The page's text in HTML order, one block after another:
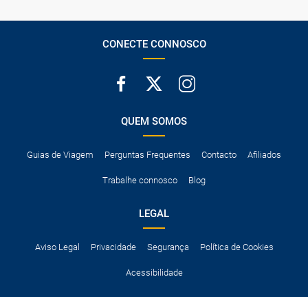
CONECTE CONNOSCO
QUEM SOMOS
Guias de Viagem Perguntas Frequentes Contacto Afiliados
Trabalhe connosco Blog
LEGAL
Aviso Legal Privacidade Segurança Política de Cookies
Acessibilidade